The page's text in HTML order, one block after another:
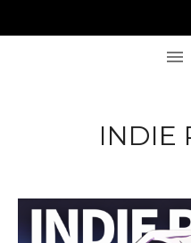
INDIE